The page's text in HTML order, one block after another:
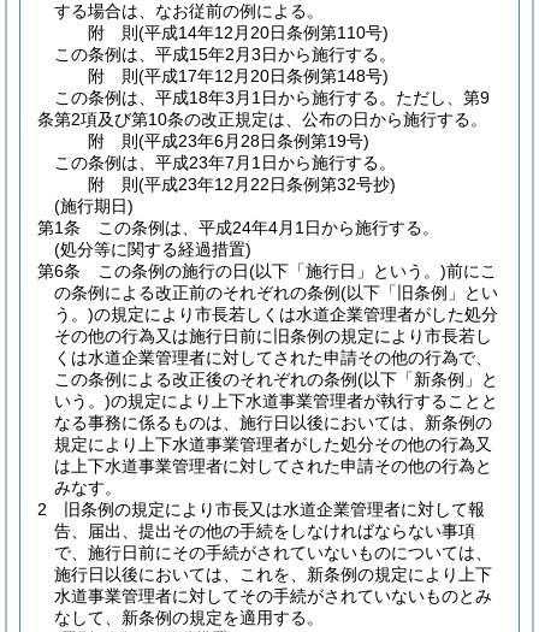
する場合は、なお従前の例による。
附 則(平成14年12月20日条例第110号)
この条例は、平成15年2月3日から施行する。
附 則(平成17年12月20日条例第148号)
この条例は、平成18年3月1日から施行する。 ただし、第9
条第2項及び第10条の改正規定は、公布の日から施行する。
附 則(平成23年6月28日条例第19号)
この条例は、平成23年7月1日から施行する。
附 則(平成23年12月22日条例第32号抄)
(施行期日)
第1条
この条例は、平成24年4月1日から施行する。
(処分等に関する経過措置)
第6条
この条例の施行の日(以下「施行日」という。)前にこ
の条例による改正前のそれぞれの条例(以下「旧条例」とい
う。)の規定により市長若しくは水道企業管理者がした処分
その他の行為又は施行日前に旧条例の規定により市長若し
くは水道企業管理者に対してされた申請その他の行為で、
この条例による改正後のそれぞれの条例(以下「新条例」と
いう。)の規定により上下水道事業管理者が執行することと
なる事務に係るものは、施行日以後においては、新条例の
規定により上下水道事業管理者がした処分その他の行為又
は上下水道事業管理者に対してされた申請その他の行為と
みなす。
2
旧条例の規定により市長又は水道企業管理者に対して報
告、届出、提出その他の手続をしなければならない事項
で、施行日前にその手続がされていないものについては、
施行日以後においては、これを、新条例の規定により上下
水道事業管理者に対してその手続がされていないものとみ
なして、新条例の規定を適用する。